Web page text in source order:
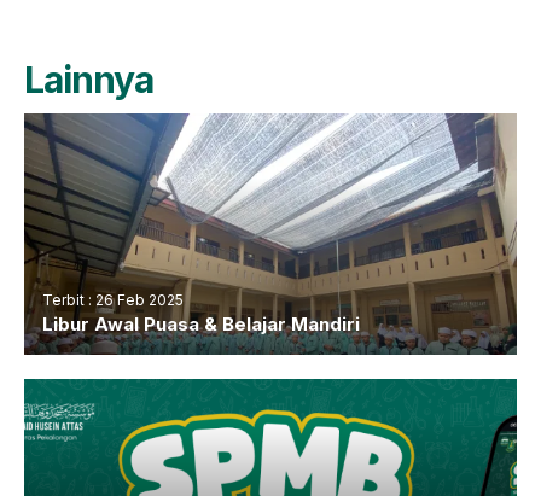
Lainnya
Terbit : 26 Feb 2025
Libur Awal Puasa & Belajar Mandiri